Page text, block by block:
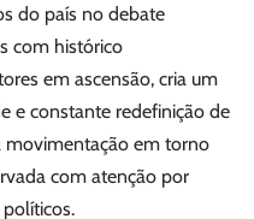
do país no debate
com histórico
em ascensão, cria um
e constante redefinição de
movimentação em torno
com atenção por